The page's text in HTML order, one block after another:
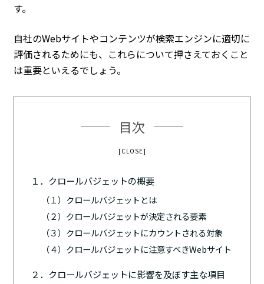
す。
自社のWebサイトやコンテンツが検索エンジンに適切に
評価されるためにも、これらについて押さえておくこと
は重要といえるでしょう。
[CLOSE]
目次
１．クロールバジェットの概要
（１）クロールバジェットとは
（２）クロールバジェットが決定される要素
（３）クロールバジェットにカウントされる対象
（４）クロールバジェットに注意すべきWebサイト
２．クロールバジェットに影響を及ぼす主な項目